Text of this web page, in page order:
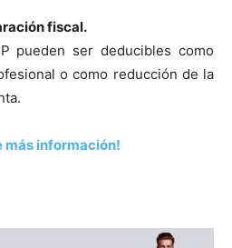
fiscal.
pueden ser deducibles como
o como reducción de la
más información!